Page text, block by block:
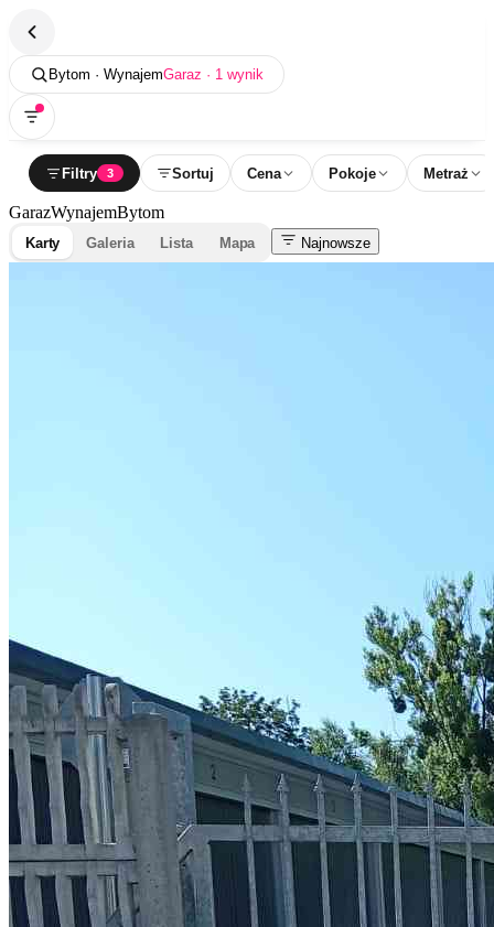
Bytom · WynajemGaraz · 1 wynik
Filtry 3 Sortuj Cena Pokoje Metraż
GarazWynajemBytom
Karty Galeria Lista Mapa Najnowsze